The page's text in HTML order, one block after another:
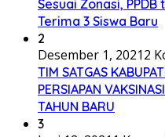
Sesuai Zonasi,
Terima 3 Siswa Baru
2
Desember 1, 20212
TIM SATGAS
PERSIAPAN
TAHUN BARU
3